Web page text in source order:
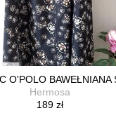
O'POLO BAWEŁNIANA
Hermosa
189 zł